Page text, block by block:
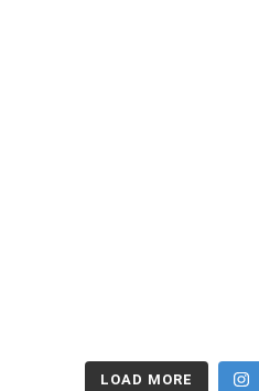
LOAD MORE